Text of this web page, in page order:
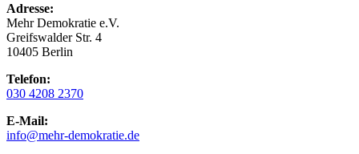
Adresse:
Mehr Demokratie e.V.
Greifswalder Str. 4
10405 Berlin
Telefon:
030 4208 2370
E-Mail:
info@mehr-demokratie.de